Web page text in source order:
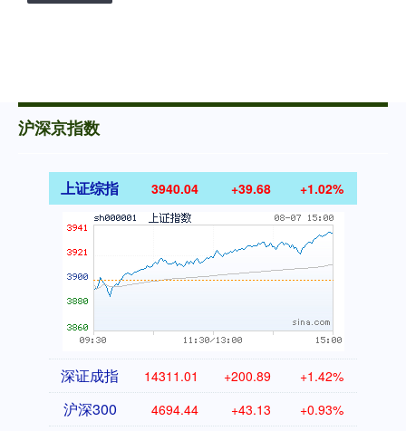
沪深京指数
上证综指 3940.04 +39.68 +1.02%
深证成指 14311.01 +200.89 +1.42%
沪深300 4694.44 +43.13 +0.93%